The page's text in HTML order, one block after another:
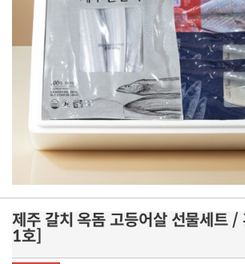
제주 갈치 옥돔 고등어살 선물세트
1호]